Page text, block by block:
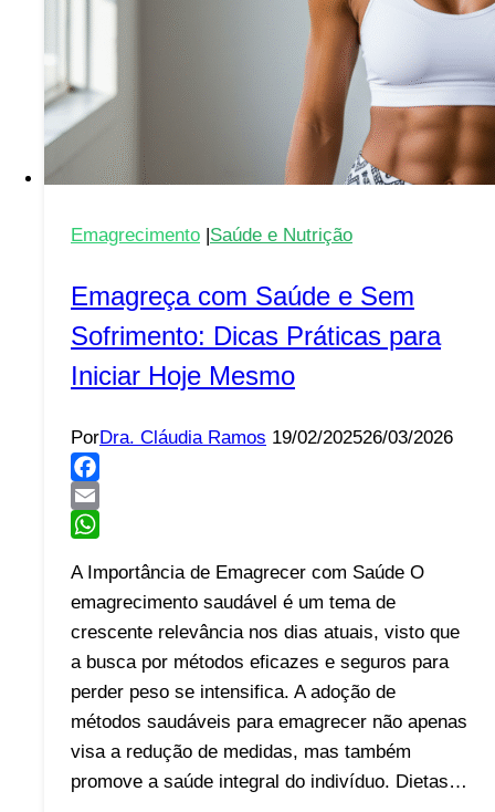
Emagrecimento |Saúde e Nutrição
Emagreça com Saúde e Sem
Sofrimento: Dicas Práticas para
Iniciar Hoje Mesmo
PorDra. Cláudia Ramos 19/02/202526/03/2026
A Importância de Emagrecer com Saúde O
emagrecimento saudável é um tema de
crescente relevância nos dias atuais, visto que
a busca por métodos eficazes e seguros para
perder peso se intensifica. A adoção de
métodos saudáveis para emagrecer não apenas
visa a redução de medidas, mas também
promove a saúde integral do indivíduo. Dietas…